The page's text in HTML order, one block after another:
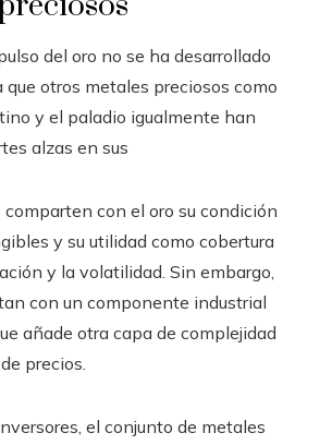
del oro no se ha desarrollado
que otros metales preciosos como
y el paladio igualmente han
alzas en sus
con el oro su condición
y su utilidad como cobertura
y la volatilidad. Sin embargo,
con un componente industrial
añade otra capa de complejidad
precios.
el conjunto de metales